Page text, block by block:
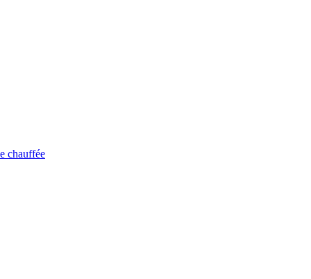
chauffée